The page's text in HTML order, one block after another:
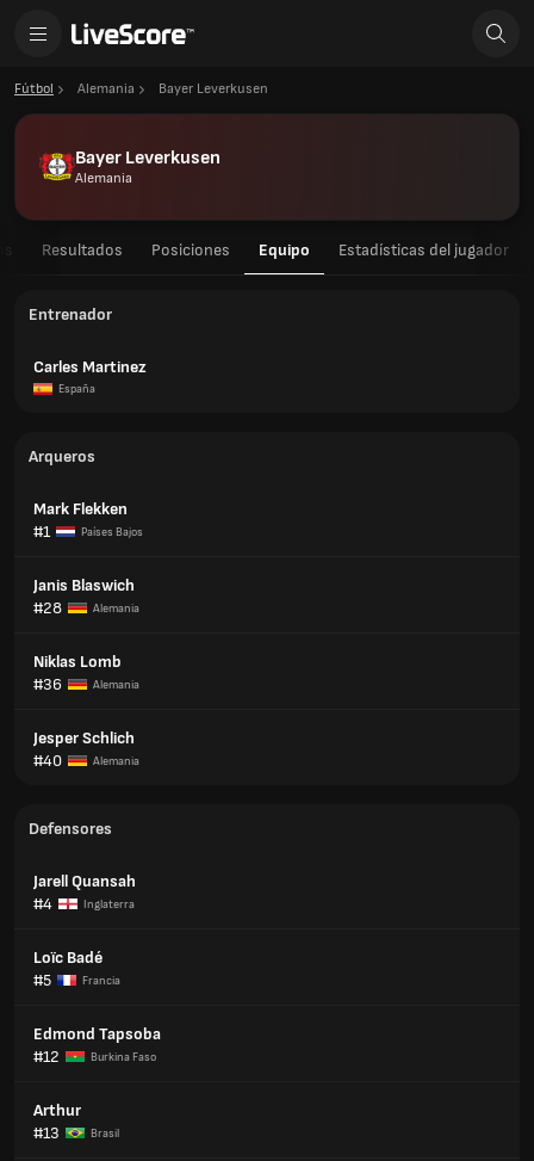
Fútbol Alemania Bayer Leverkusen
Bayer Leverkusen
Alemania
Resultados Posiciones Equipo Estadísticas del jugador
Entrenador
Carles Martinez
España
Arqueros
Mark Flekken
#1
Países Bajos
Janis Blaswich
#28
Alemania
Niklas Lomb
#36
Alemania
Jesper Schlich
#40
Alemania
Defensores
Jarell Quansah
#4
Inglaterra
Loïc Badé
#5
Francia
Edmond Tapsoba
#12
Burkina Faso
Arthur
#13
Brasil